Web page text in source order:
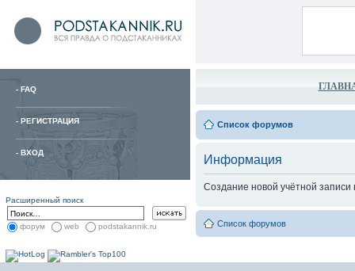
- FAQ
- РЕГИСТРАЦИЯ
- ВХОД
Расширенный поиск
форум web podstakannik.ru
Список форумов
Информация
Создание новой учётной
Список форумов